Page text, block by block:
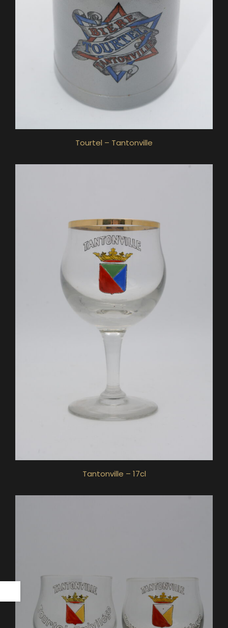
Tourtel – Tantonville
Tantonville – 17cl